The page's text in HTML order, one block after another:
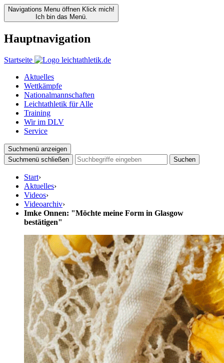
Navigations Menu öffnen Klick mich!
Ich bin das Menü.
Hauptnavigation
Startseite
Aktuelles
Wettkämpfe
Nationalmannschaften
Leichtathletik für Alle
Training
Wir im DLV
Service
Suchmenü anzeigen
Suchmenü schließen
Suchen
Start›
Aktuelles›
Videos›
Videoarchiv›
Imke Onnen: "Möchte meine Form in Glasgow
bestätigen"